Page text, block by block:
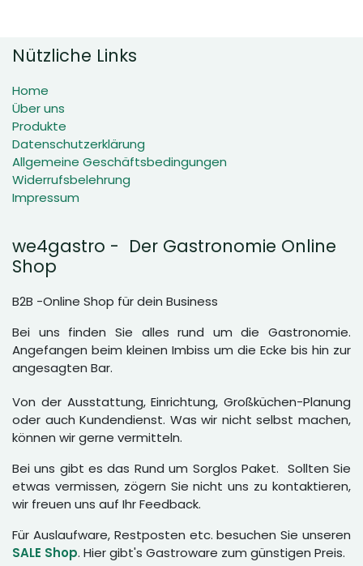
Nützliche Links
Home
Über uns
Produkte
Datenschutzerklärung
Allgemeine Geschäftsbedingungen
Widerrufsbelehrung
Impressum
we4gastro - Der Gastronomie Online
Shop
B2B -Online Shop für dein Business
Bei uns finden Sie alles rund um die Gastronomie.
Angefangen beim kleinen Imbiss um die Ecke bis hin zur
angesagten Bar.
Von der Ausstattung, Einrichtung, Großküchen-Planung
oder auch Kundendienst. Was wir nicht selbst machen,
können wir gerne vermitteln.
Bei uns gibt es das Rund um Sorglos Paket. Sollten Sie
etwas vermissen, zögern Sie nicht uns zu kontaktieren,
wir freuen uns auf Ihr Feedback.
Für Auslaufware, Restposten etc. besuchen Sie unseren
SALE Shop. Hier gibt's Gastroware zum günstigen Preis.